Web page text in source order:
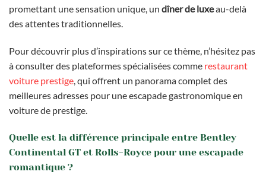
promettant une sensation unique, un dîner de luxeau-delà
des attentes traditionnelles.
Pour découvrir plus d’inspirations sur ce thème, n’hésitez pas
à consulter des plateformes spécialisées comme restaurant
voiture prestige , qui offrent un panorama complet des
meilleures adresses pour une escapade gastronomique en
voiture de prestige.
Quelle est la différence principale entre Bentley
Continental GT et Rolls-Royce pour une escapade
romantique ?